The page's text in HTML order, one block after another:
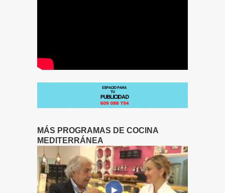
MÁS PROGRAMAS DE COCINA
MEDITERRÁNEA